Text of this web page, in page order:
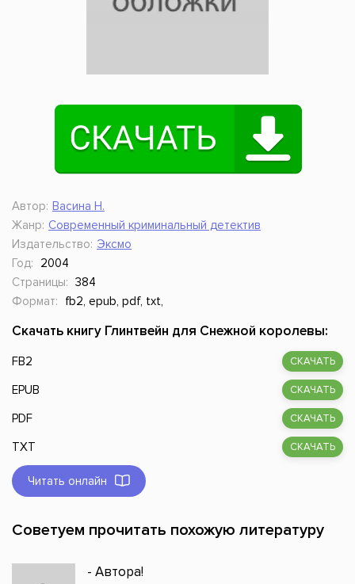
Автор: Васина Н.
Жанр: Современный криминальный детектив
Издательство: Эксмо
Год:
2004
Страницы: 384
Формат:
fb2, epub, pdf, txt,
Скачать книгу Глинтвейн для Снежной королевы:
FB2 СКАЧАТЬ
EPUB СКАЧАТЬ
PDF СКАЧАТЬ
TXT СКАЧАТЬ
Читать онлайн
Советуем прочитать похожую литературу
- Автора!